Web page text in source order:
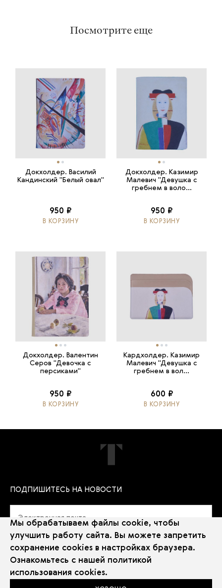
Посмотрите еще
Докхолдер. Василий
Кандинский "Белый овал"
950 ₽
В КОРЗИНУ
Докхолдер. Казимир
Малевич "Девушка с
гребнем в воло...
950 ₽
В КОРЗИНУ
Докхолдер. Валентин
Серов "Девочка с
персиками"
950 ₽
В КОРЗИНУ
Кардхолдер. Казимир
Малевич "Девушка с
гребнем в вол...
600 ₽
В КОРЗИНУ
ПОДПИШИТЕСЬ НА НОВОСТИ
Политика использования Cookie
Использование рекомендательных технологий
2026 © Государственная Третьяковская галерея
Мы обрабатываем файлы cookie, чтобы
улучшить работу сайта. Вы можете запретить
сохранение cookies в настройках браузера.
Ознакомьтесь с нашей политикой
использования cookies.